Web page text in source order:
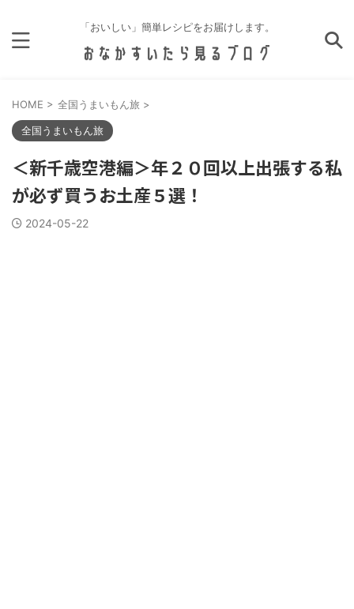
「おいしい」簡単レシピをお届けします。
HOME > 全国うまいもん旅 >
全国うまいもん旅
＜新千歳空港編＞年２０回以上出張する私
が必ず買うお土産５選！
2024-05-22